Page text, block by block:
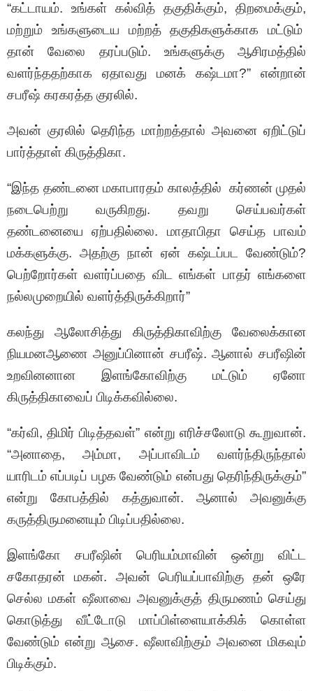
“கட்டாயம். உங்கள் கல்வித் தகுதிக்கும், திறமைக்கும்,
மற்றும் உங்களுடைய மற்றத் தகுதிகளுக்காக மட்டும்
தான் வேலை தரப்படும். உங்களுக்கு ஆசிரமத்தில்
வளர்ந்ததற்காக ஏதாவது மனக் கஷ்டமா?” என்றான்
சபரீஷ் கரகரத்த குரலில்.
அவன் குரலில் தெரிந்த மாற்றத்தால் அவனை ஏறிட்டுப்
பார்த்தாள் கிருத்திகா.
“இந்த தண்டனை மகாபாரதம் காலத்தில் கர்ணன் முதல்
நடைபெற்று வருகிறது. தவறு செய்பவர்கள்
தண்டனையை ஏற்பதில்லை. மாதாபிதா செய்த பாவம்
மக்களுக்கு. அதற்கு நான் ஏன் கஷ்டப்பட வேண்டும்?
பெற்றோர்கள் வளர்ப்பதை விட எங்கள் பாதர் எங்களை
நல்லமுறையில் வளர்த்திருக்கிறார்”
கலந்து ஆலோசித்து கிருத்திகாவிற்கு வேலைக்கான
நியமனஆணை அனுப்பினான் சபரீஷ். ஆனால் சபரீஷின்
உறவினனான இளங்கோவிற்கு மட்டும் ஏனோ
கிருத்திகாவைப் பிடிக்கவில்லை.
“கர்வி, திமிர் பிடித்தவள்” என்று எரிச்சலோடு கூறுவான்.
“அனாதை, அம்மா, அப்பாவிடம் வளர்ந்திருந்தால்
யாரிடம் எப்படிப் பழக வேண்டும் என்பது தெரிந்திருக்கும்”
என்று கோபத்தில் கத்துவான். ஆனால் அவனுக்கு
கருத்திருமனையும் பிடிப்பதில்லை.
இளங்கோ சபரீஷின் பெரியம்மாவின் ‌ஒன்று விட்ட
சகோதரன் மகன். அவன் பெரியப்பாவிற்கு தன் ஒரே
செல்ல மகள் ஷீலாவை அவனுக்குத் திருமணம் செய்து
கொடுத்து வீட்டோடு மாப்பிள்ளையாக்கிக் கொள்ள
வேண்டும் என்று ஆசை. ஷீலாவிற்கும் அவனை மிகவும்
பிடிக்கும்.